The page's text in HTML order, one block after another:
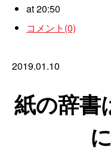
at 20:50
コメント(0)
2019.01.10
紙の辞書